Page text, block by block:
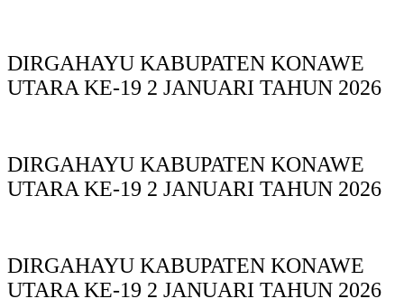
DIRGAHAYU KABUPATEN KONAWE
UTARA KE-19 2 JANUARI TAHUN 2026
DIRGAHAYU KABUPATEN KONAWE
UTARA KE-19 2 JANUARI TAHUN 2026
DIRGAHAYU KABUPATEN KONAWE
UTARA KE-19 2 JANUARI TAHUN 2026